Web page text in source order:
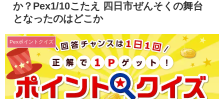
か？Pex1/10こたえ 四日市ぜんそくの舞台
となったのはどこか
Pexポイントクイズ